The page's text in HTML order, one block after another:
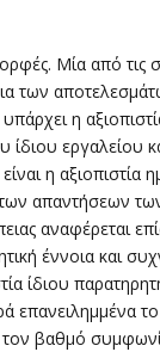
Μία από τις
των
η
εργαλείου
η αξιοπιστία
απαντήσεων
αναφέρεται
έννοια και
ίδιου
επανειλημμένα
τον βαθμό